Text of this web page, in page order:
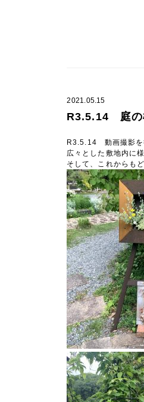
2021.05.15
R3.5.14 庭
R3.5.14 動画撮影を
広々とした敷地内に
そして、これからも